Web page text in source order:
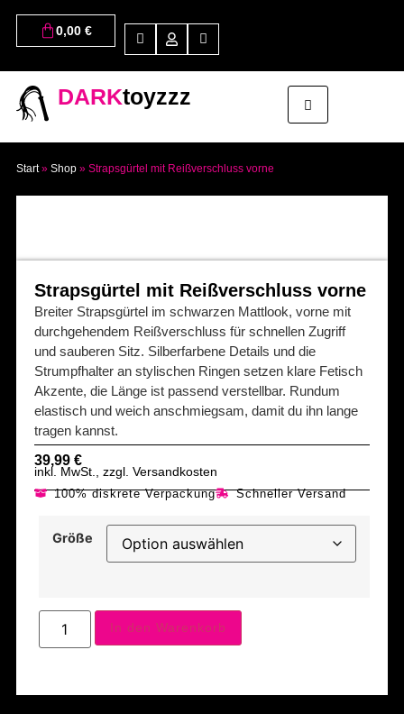
0,00 €
DARKtoyzzz
Start» Shop» Strapsgürtel mit Reißverschluss vorne
Strapsgürtel mit Reißverschluss vorne
Breiter Strapsgürtel im schwarzen Mattlook, vorne mit
durchgehendem Reißverschluss für schnellen Zugriff
und sauberen Sitz. Silberfarbene Details und die
Strumpfhalter an stylischen Ringen setzen klare Fetisch
Akzente, die Länge ist passend verstellbar. Rundum
elastisch und weich anschmiegsam, damit du ihn lange
tragen kannst.
39,99 €
inkl. MwSt., zzgl. Versandkosten
100% diskrete Verpackung Schneller Versand
Größe
In den Warenkorb